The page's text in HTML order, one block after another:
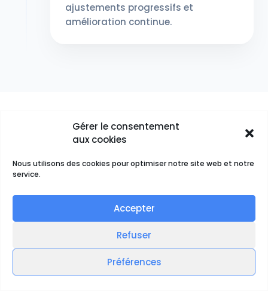
Gérer le consentement
aux cookies
Nous utilisons des cookies pour optimiser notre site web et notre
service.
Accepter
Refuser
Préférences
ajustements progressifs et
amélioration continue.
-30%